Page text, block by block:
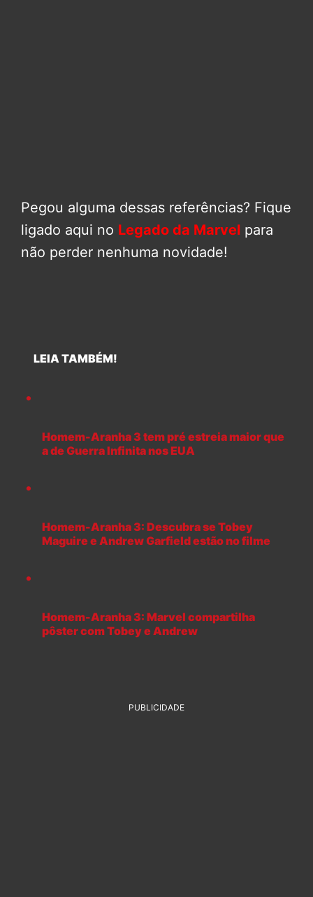
Pegou alguma dessas referências? Fique
ligado aqui no Legado da Marvel para
não perder nenhuma novidade!
LEIA TAMBÉM!
Homem-Aranha 3 tem pré estreia maior que
a de Guerra Infinita nos EUA
Homem-Aranha 3: Descubra se Tobey
Maguire e Andrew Garfield estão no filme
Homem-Aranha 3: Marvel compartilha
pôster com Tobey e Andrew
PUBLICIDADE